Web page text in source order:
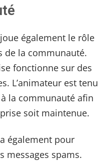
également le rôle
de la communauté.
fonctionne sur des
L’animateur est tenu
la communauté afin
soit maintenue.
également pour
messages spams.